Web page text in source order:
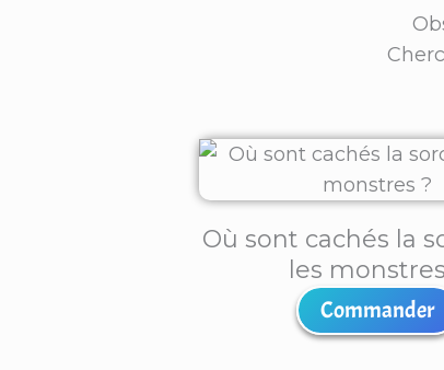
Où sont cachés la
les
Commander